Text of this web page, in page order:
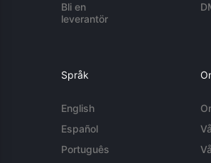
Bli en
leverantör
Språk
English
Español
Português